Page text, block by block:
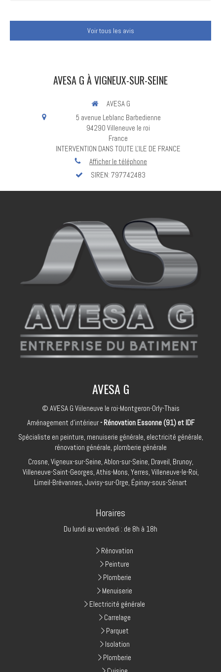
Voir tous les avis
AVESA G À VIGNEUX-SUR-SEINE
AVESA G
5 avenue Leblanc Barbedienne
94290 Villeneuve le roi
France
INTERVENTION DANS TOUTE L'ILE DE FRANCE
Afficher le téléphone
SIREN: 797742483
AVESA G
© AVESA G Viileneuve le roi-Montgeron-Orly-Thais
Aménagement d'intérieur- Rénovation Essonne (91) et IDF
Spécialiste en peinture, menuiserie générale, electricité générale,
rénovation générale, plomberie générale
Crosne, Vigneux-sur-Seine, Ablon-sur-Seine, Draveil, Brunoy,
Villeneuve-Saint-Georges, Athis-Mons, Yerres, Villeneuve-le-Roi,
Limeil-Brévannes, Juvisy-sur-Orge, Épinay-sous-Sénart
Horaires
Du lundi au vendredi : de 8h à 18h
Rénovation
Peinture
Plomberie
Menuiserie
Electricité générale
Carrelage
Parquet
Isolation
Plomberie